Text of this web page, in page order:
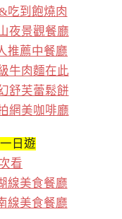
吃到飽燒肉
夜景觀餐廳
推薦中餐廳
牛肉麵在此
舒芙蕾鬆餅
網美咖啡廳
日遊
看
線美食餐廳
線美食餐廳